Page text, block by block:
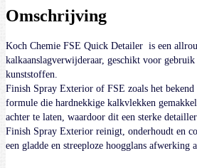
Omschrijving
Koch Chemie FSE Quick Detailer is een
kalkaanslagverwijderaar, geschikt voor
kunststoffen.
Finish Spray Exterior of FSE zoals het bekend
formule die hardnekkige kalkvlekken
achter te laten, waardoor dit een sterke
Finish Spray Exterior reinigt, onderhoudt en
een gladde en streeploze hoogglans afwerking